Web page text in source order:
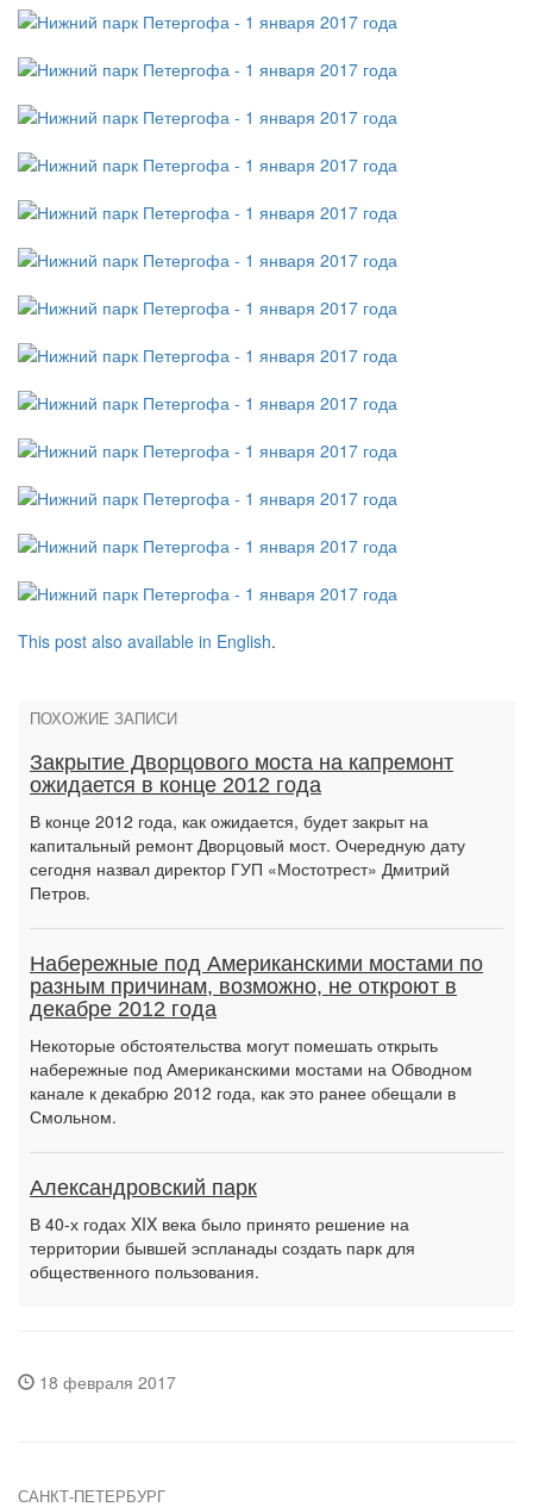
This post also available in English.
ПОХОЖИЕ ЗАПИСИ
Закрытие Дворцового моста на капремонт
ожидается в конце 2012 года
В конце 2012 года, как ожидается, будет закрыт на
капитальный ремонт Дворцовый мост. Очередную дату
сегодня назвал директор ГУП «Мостотрест» Дмитрий
Петров.
Набережные под Американскими мостами по
разным причинам, возможно, не откроют в
декабре 2012 года
Некоторые обстоятельства могут помешать открыть
набережные под Американскими мостами на Обводном
канале к декабрю 2012 года, как это ранее обещали в
Смольном.
Александровский парк
В 40-х годах XIX века было принято решение на
территории бывшей эспланады создать парк для
общественного пользования.
18 февраля 2017
САНКТ-ПЕТЕРБУРГ